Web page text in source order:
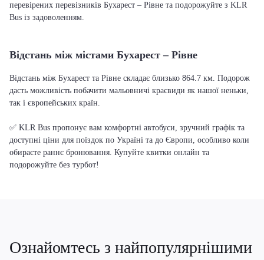
перевірених перевізників Бухарест – Рівне та подорожуйте з KLR
Bus із задоволенням.
Відстань між містами Бухарест – Рівне
Відстань між Бухарест та Рівне складає близько 864.7 км. Подорож
дасть можливість побачити мальовничі краєвиди як нашої неньки,
так і європейських країн.
✅ KLR Bus пропонує вам комфортні автобуси, зручний графік та
доступні ціни для поїздок по Україні та до Європи, особливо коли
обираєте раннє бронювання. Купуйте квитки онлайн та
подорожуйте без турбот!
Ознайомтесь з найпопулярнішими